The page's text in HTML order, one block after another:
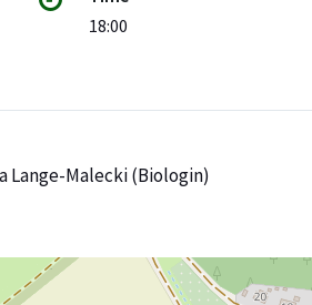
18:00
Malecki (Biologin)